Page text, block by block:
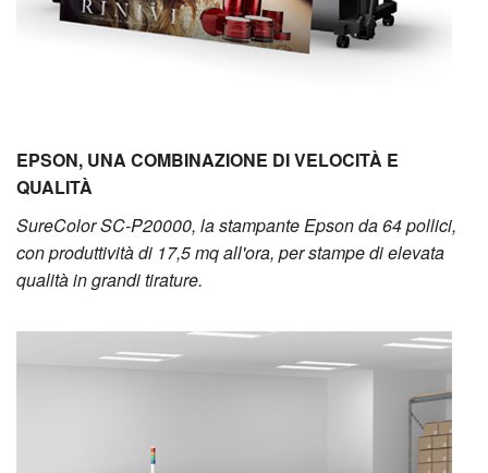
EPSON, UNA COMBINAZIONE DI VELOCITÀ E
QUALITÀ
SureColor SC-P20000, la stampante Epson da 64 pollici,
con produttività di 17,5 mq all'ora, per stampe di elevata
qualità in grandi tirature.